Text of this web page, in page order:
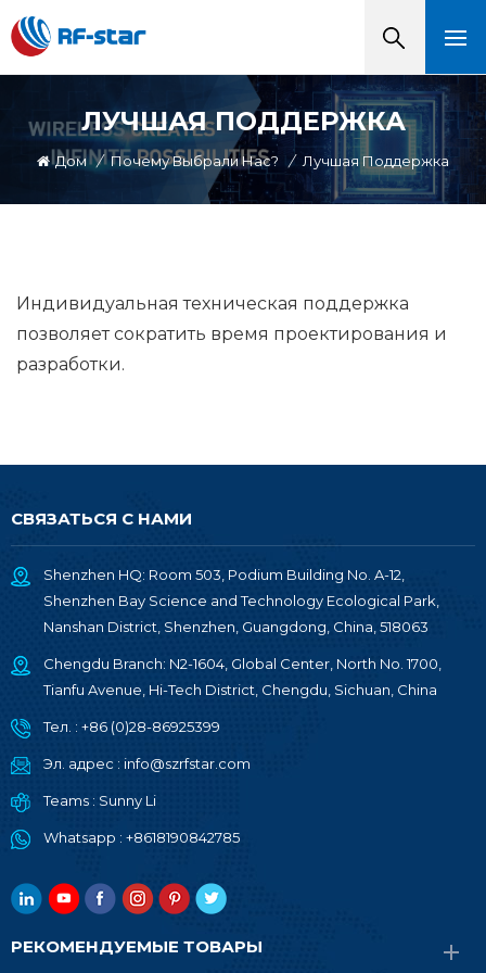
ЛУЧШАЯ ПОДДЕРЖКА
Дом / Почему Выбрали Нас? / Лучшая Поддержка
Индивидуальная техническая поддержка
позволяет сократить время проектирования и
разработки.
СВЯЗАТЬСЯ С НАМИ
Shenzhen HQ: Room 503, Podium Building No. A-12,
Shenzhen Bay Science and Technology Ecological Park,
Nanshan District, Shenzhen, Guangdong, China, 518063
Chengdu Branch: N2-1604, Global Center, North No. 1700,
Tianfu Avenue, Hi-Tech District, Chengdu, Sichuan, China
Тел. : +86 (0)28-86925399
Эл. адрес : info@szrfstar.com
Teams : Sunny Li
Whatsapp : +8618190842785
РЕКОМЕНДУЕМЫЕ ТОВАРЫ